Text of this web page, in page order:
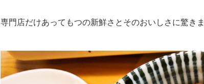
専門店だけあってもつの新鮮さとそのおいしさに驚き